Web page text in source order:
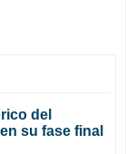
del
su fase final